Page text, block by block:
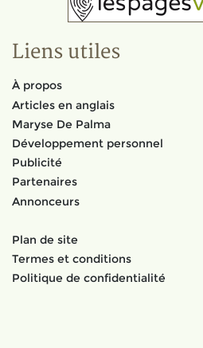
Liens utiles
À propos
Articles en anglais
Maryse De Palma
Développement personnel
Publicité
Partenaires
Annonceurs
Plan de site
Termes et conditions
Politique de confidentialité